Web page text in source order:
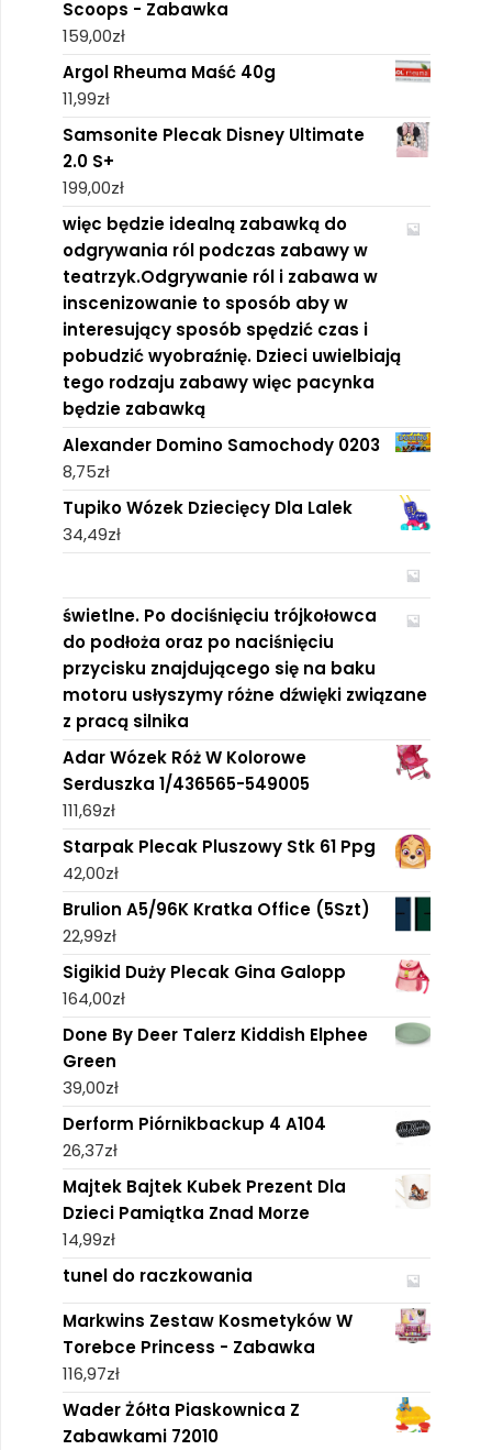
Scoops - Zabawka
159,00zł
Argol Rheuma Maść 40g
11,99zł
Samsonite Plecak Disney Ultimate
2.0 S+
199,00zł
więc będzie idealną zabawką do
odgrywania ról podczas zabawy w
teatrzyk.Odgrywanie ról i zabawa w
inscenizowanie to sposób aby w
interesujący sposób spędzić czas i
pobudzić wyobraźnię. Dzieci uwielbiają
tego rodzaju zabawy więc pacynka
będzie zabawką
Alexander Domino Samochody 0203
8,75zł
Tupiko Wózek Dziecięcy Dla Lalek
34,49zł
świetlne. Po dociśnięciu trójkołowca
do podłoża oraz po naciśnięciu
przycisku znajdującego się na baku
motoru usłyszymy różne dźwięki związane
z pracą silnika
Adar Wózek Róż W Kolorowe
Serduszka 1/436565-549005
111,69zł
Starpak Plecak Pluszowy Stk 61 Ppg
42,00zł
Brulion A5/96K Kratka Office (5Szt)
22,99zł
Sigikid Duży Plecak Gina Galopp
164,00zł
Done By Deer Talerz Kiddish Elphee
Green
39,00zł
Derform Piórnikbackup 4 A104
26,37zł
Majtek Bajtek Kubek Prezent Dla
Dzieci Pamiątka Znad Morze
14,99zł
tunel do raczkowania
Markwins Zestaw Kosmetyków W
Torebce Princess - Zabawka
116,97zł
Wader Żółta Piaskownica Z
Zabawkami 72010